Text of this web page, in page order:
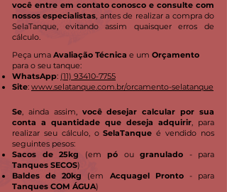
você entre em contato conosco e consulte com
nossos especialistas , antes de realizar a compra do
SelaTanque, evitando assim quaisquer erros de
cálculo.
Peça uma Avaliação Técnica e um Orçamento
para o seu tanque:
WhatsApp: (11) 93410-7755
Site: www.selatanque.com.br/orcamento-selatanque
Se , ainda assim, você desejar calcular por sua
conta a quantidade que deseja adquirir , para
realizar seu cálculo, oSelaTanqueé vendido nos
seguintes pesos:
Sacos de 25kg (em pó ou granulado
- para
Tanques SECOS)
Baldes de 20kg (em Acquagel Pronto- para
Tanques COM ÁGUA)